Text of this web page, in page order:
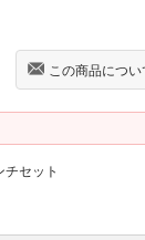
この商品につ
セット